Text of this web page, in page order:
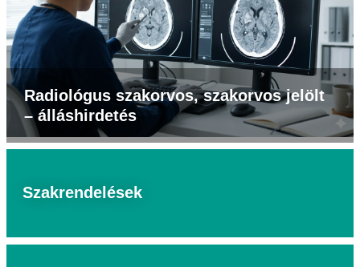
Radiológus szakorvos, szakorvos jelölt
– álláshirdetés
Szakrendelések